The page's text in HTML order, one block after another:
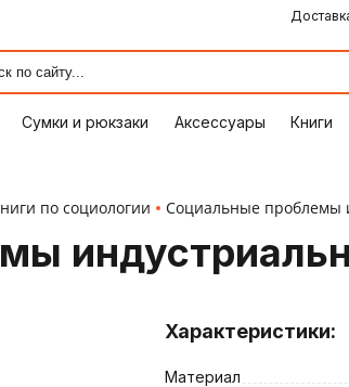
Сумки и рюкзаки Аксессуары Книги
ПОДАРКИ
СУМКИ И РЮКЗАКИ
АКСЕССУАРЫ
ЕДА, НАПИТКИ,
ОТДЫХ, ХОББИ
КОМИКСЫ
ПУТЕШЕСТВИЯ
по социологии Социальные проблемы
Характеристики:
Материал